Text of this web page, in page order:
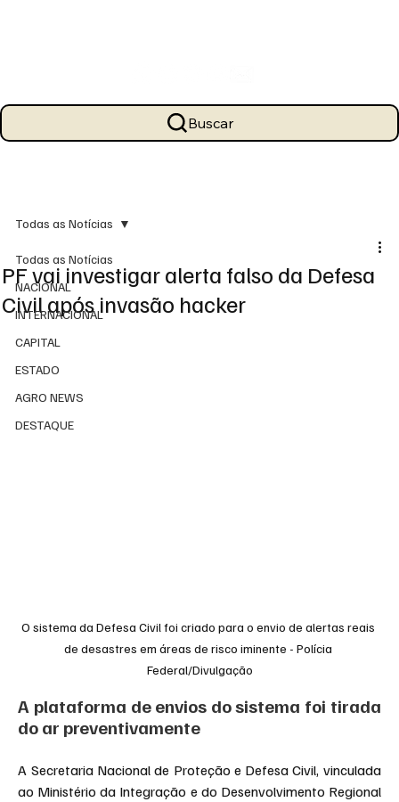
Buscar
Todas as Notícias
NACIONAL
INTERNACIONAL
CAPITAL
ESTADO
AGRO NEWS
DESTAQUE
Todas as Notícias
PF vai investigar alerta falso da Defesa
Civil após invasão hacker
O sistema da Defesa Civil foi criado para o envio de alertas reais
de desastres em áreas de risco iminente - Polícia
Federal/Divulgação
A plataforma de envios do sistema foi tirada
do ar preventivamente
A Secretaria Nacional de Proteção e Defesa Civil, vinculada
ao Ministério da Integração e do Desenvolvimento Regional